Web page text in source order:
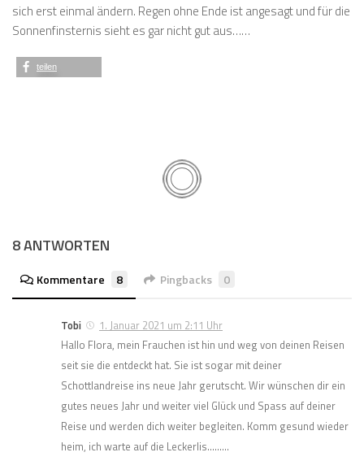
sich erst einmal ändern. Regen ohne Ende ist angesagt und für die
Sonnenfinsternis sieht es gar nicht gut aus……
teilen
8 ANTWORTEN
Kommentare 8 Pingbacks 0
Tobi
1. Januar 2021 um 2:11 Uhr
Hallo Flora, mein Frauchen ist hin und weg von deinen Reisen
seit sie die entdeckt hat. Sie ist sogar mit deiner
Schottlandreise ins neue Jahr gerutscht. Wir wünschen dir ein
gutes neues Jahr und weiter viel Glück und Spass auf deiner
Reise und werden dich weiter begleiten. Komm gesund wieder
heim, ich warte auf die Leckerlis………